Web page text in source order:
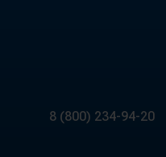
8 (800) 234-94-20